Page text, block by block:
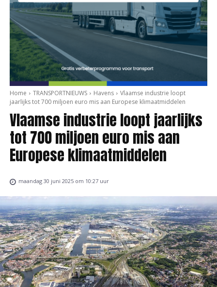
Home TRANSPORTNIEUWS Havens
Vlaamse industrie loopt
jaarlijks tot 700 miljoen euro mis aan Europese klimaatmiddelen
Vlaamse industrie loopt jaarlijks
tot 700 miljoen euro mis aan
Europese klimaatmiddelen
maandag 30 juni 2025 om 10:27 uur